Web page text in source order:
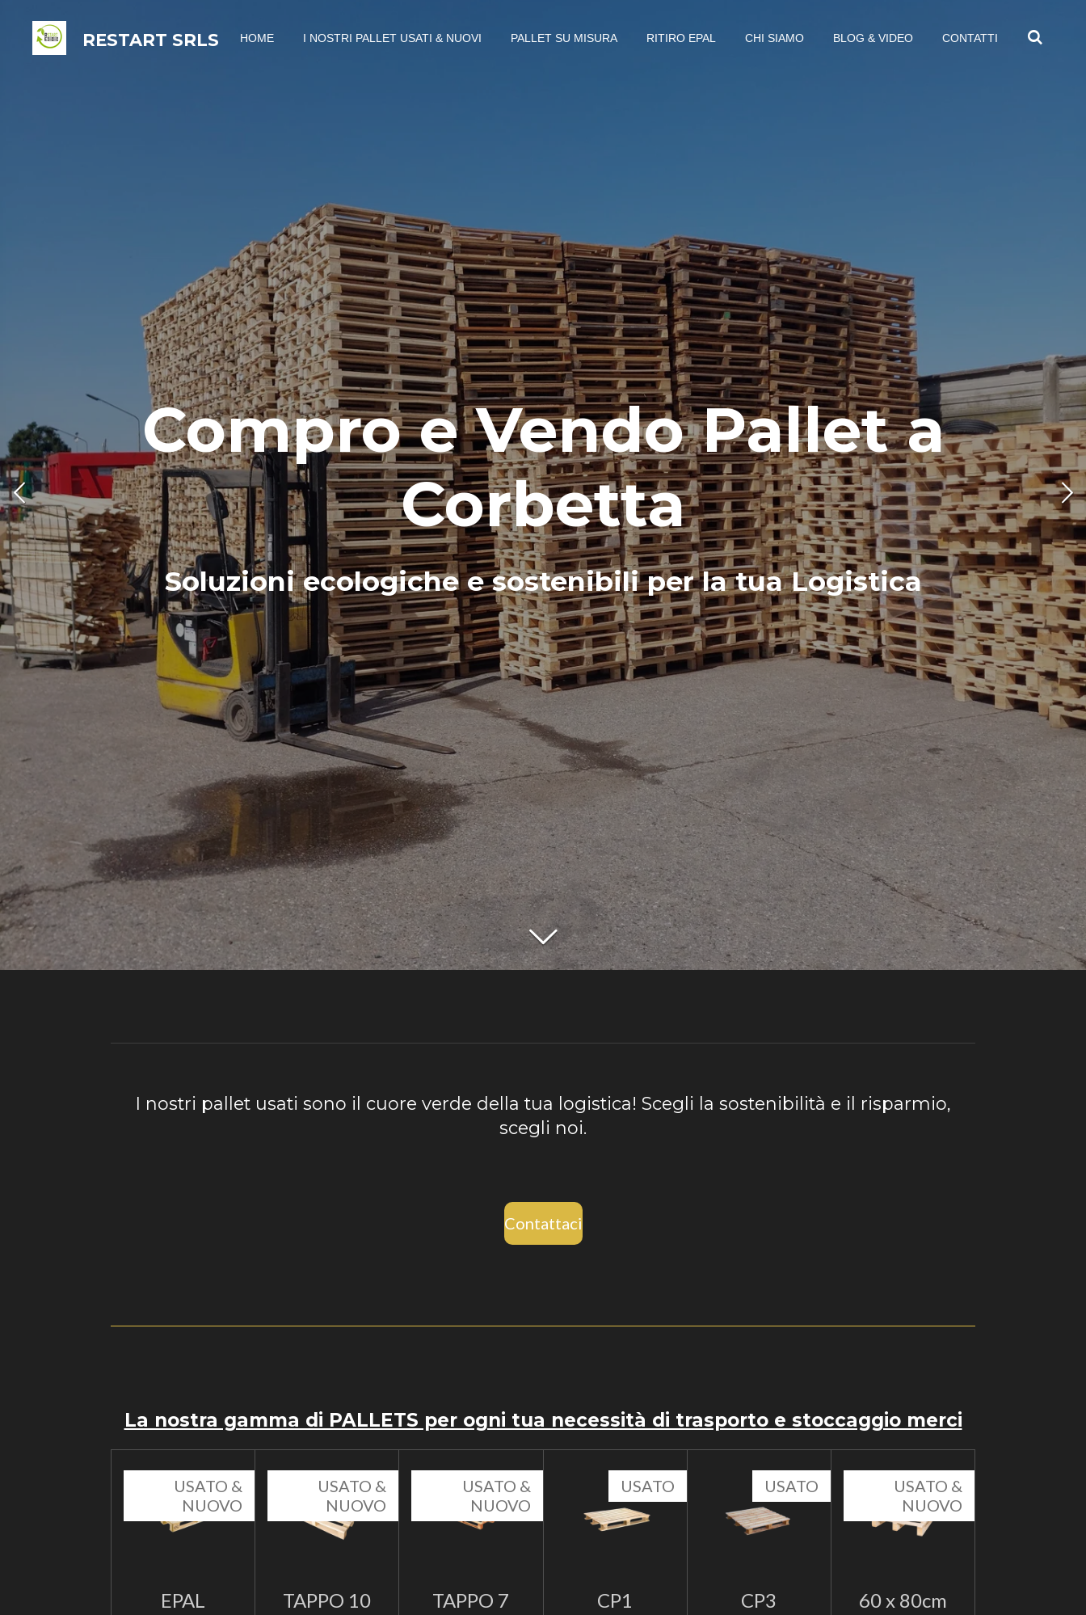
RESTART SRLS HOME I NOSTRI PALLET USATI & NUOVI PALLET SU MISURA RITIRO EPAL CHI SIAMO BLOG & VIDEO CONTATTI
Compro e Vendo Pallet a
Corbetta
Soluzioni ecologiche e sostenibili per la tua Logistica
I nostri pallet usati sono il cuore verde della tua logistica! Scegli la sostenibilità e il risparmio,
scegli noi.
Contattaci
La nostra gamma di PALLETS per ogni tua necessità di trasporto e stoccaggio merci
USATO &
NUOVO
EPAL
USATO &
NUOVO
TAPPO 10
USATO &
NUOVO
TAPPO 7
USATO
CP1
USATO
CP3
USATO &
NUOVO
60 x 80cm